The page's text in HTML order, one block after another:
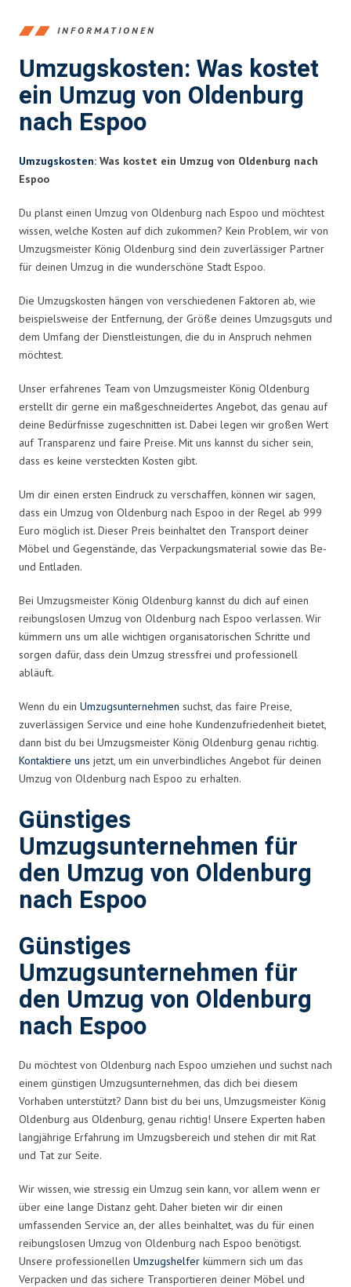
INFORMATIONEN
Umzugskosten: Was kostet
ein Umzug von Oldenburg
nach Espoo
Umzugskosten: Was kostet ein Umzug von Oldenburg nach
Espoo
Du planst einen Umzug von Oldenburg nach Espoo und möchtest
wissen, welche Kosten auf dich zukommen? Kein Problem, wir von
Umzugsmeister König Oldenburg sind dein zuverlässiger Partner
für deinen Umzug in die wunderschöne Stadt Espoo.
Die Umzugskosten hängen von verschiedenen Faktoren ab, wie
beispielsweise der Entfernung, der Größe deines Umzugsguts und
dem Umfang der Dienstleistungen, die du in Anspruch nehmen
möchtest.
Unser erfahrenes Team von Umzugsmeister König Oldenburg
erstellt dir gerne ein maßgeschneidertes Angebot, das genau auf
deine Bedürfnisse zugeschnitten ist. Dabei legen wir großen Wert
auf Transparenz und faire Preise. Mit uns kannst du sicher sein,
dass es keine versteckten Kosten gibt.
Um dir einen ersten Eindruck zu verschaffen, können wir sagen,
dass ein Umzug von Oldenburg nach Espoo in der Regel ab 999
Euro möglich ist. Dieser Preis beinhaltet den Transport deiner
Möbel und Gegenstände, das Verpackungsmaterial sowie das Be-
und Entladen.
Bei Umzugsmeister König Oldenburg kannst du dich auf einen
reibungslosen Umzug von Oldenburg nach Espoo verlassen. Wir
kümmern uns um alle wichtigen organisatorischen Schritte und
sorgen dafür, dass dein Umzug stressfrei und professionell
abläuft.
Wenn du ein Umzugsunternehmen suchst, das faire Preise,
zuverlässigen Service und eine hohe Kundenzufriedenheit bietet,
dann bist du bei Umzugsmeister König Oldenburg genau richtig.
Kontaktiere uns jetzt, um ein unverbindliches Angebot für deinen
Umzug von Oldenburg nach Espoo zu erhalten.
Günstiges
Umzugsunternehmen für
den Umzug von Oldenburg
nach Espoo
Günstiges
Umzugsunternehmen für
den Umzug von Oldenburg
nach Espoo
Du möchtest von Oldenburg nach Espoo umziehen und suchst nach
einem günstigen Umzugsunternehmen, das dich bei diesem
Vorhaben unterstützt? Dann bist du bei uns, Umzugsmeister König
Oldenburg aus Oldenburg, genau richtig! Unsere Experten haben
langjährige Erfahrung im Umzugsbereich und stehen dir mit Rat
und Tat zur Seite.
Wir wissen, wie stressig ein Umzug sein kann, vor allem wenn er
über eine lange Distanz geht. Daher bieten wir dir einen
umfassenden Service an, der alles beinhaltet, was du für einen
reibungslosen Umzug von Oldenburg nach Espoo benötigst.
Unsere professionellen Umzugshelfer kümmern sich um das
Verpacken und das sichere Transportieren deiner Möbel und